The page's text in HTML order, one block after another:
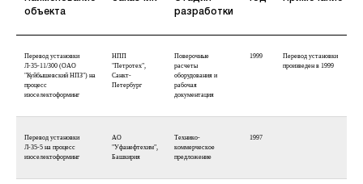
объекта
разработки
Перевод установки
Л-35-11/300 (ОАО
"Куйбышевский НПЗ") на
процесс
изоселектоформинг
НПП
"Петротех",
Санкт-
Петербург
Поверочные
расчеты
оборудования и
рабочая
документация
1999
Перевод установки
произведен в 1999
Перевод установки
Л-35-5 на процесс
изоселектоформинг
АО
"Уфанефтехим",
Башкирия
Технико-
коммерческое
предложение
1997